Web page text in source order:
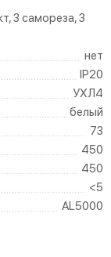
3 самореза, 3
нет
IP20
УХЛ4
белый
73
450
450
<5
AL5000